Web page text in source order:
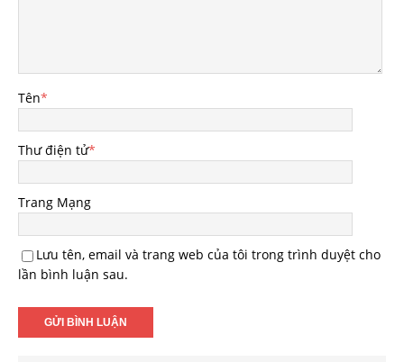
Tên*
Thư điện tử*
Trang Mạng
Lưu tên, email và trang web của tôi trong trình duyệt cho
lần bình luận sau.